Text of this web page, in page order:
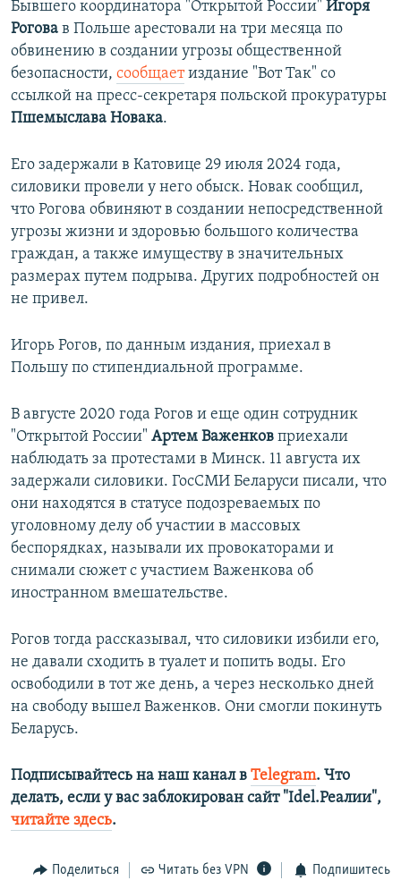
Бывшего координатора "Открытой России" Игоря
Рогова в Польше арестовали на три месяца по
обвинению в создании угрозы общественной
безопасности, сообщаетиздание "Вот Так" со
ссылкой на пресс-секретаря польской прокуратуры
Пшемыслава Новака.
Его задержали в Катовице 29 июля 2024 года,
силовики провели у него обыск. Новак сообщил,
что Рогова обвиняют в создании непосредственной
угрозы жизни и здоровью большого количества
граждан, а также имуществу в значительных
размерах путем подрыва. Других подробностей он
не привел.
Игорь Рогов, по данным издания, приехал в
Польшу по стипендиальной программе.
В августе 2020 года Рогов и еще один сотрудник
"Открытой России" Артем Важенков приехали
наблюдать за протестами в Минск. 11 августа их
задержали силовики. ГосСМИ Беларуси писали, что
они находятся в статусе подозреваемых по
уголовному делу об участии в массовых
беспорядках, называли их провокаторами и
снимали сюжет с участием Важенкова об
иностранном вмешательстве.
Рогов тогда рассказывал, что силовики избили его,
не давали сходить в туалет и попить воды. Его
освободили в тот же день, а через несколько дней
на свободу вышел Важенков. Они смогли покинуть
Беларусь.
Подписывайтесь на наш канал в Telegram. Что
делать, если у вас заблокирован сайт "Idel.Реалии",
читайте здесь.
Поделиться Читать без VPN Подпишитесь